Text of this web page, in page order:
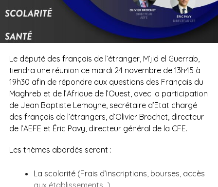
Le député des français de l’étranger, M’jid el Guerrab,
tiendra une réunion ce mardi 24 novembre de 13h45 à
19h30 afin de répondre aux questions des Français du
Maghreb et de l’Afrique de l’Ouest, avec la participation
de Jean Baptiste Lemoyne, secrétaire d’Etat chargé
des français de l’étrangers, d’Olivier Brochet, directeur
de l’AEFE et Éric Pavy, directeur général de la CFE.
Les thèmes abordés seront :
La scolarité (Frais d’inscriptions, bourses, accès
aux établissements…)